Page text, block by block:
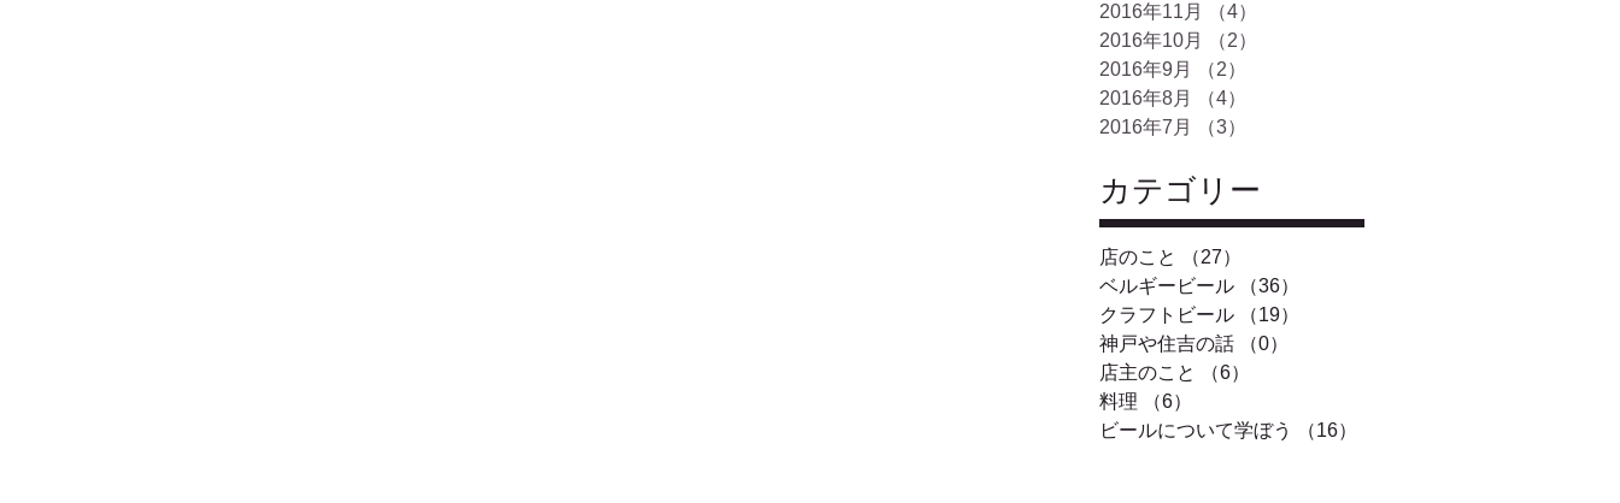
2016年11月
（4）
2016年10月
（2）
2016年9月
（2）
2016年8月
（4）
2016年7月
（3）
カテゴリー
店のこと （27）
ベルギービール
（36）
クラフトビール
（19）
神戸や住吉の話
（0）
店主のこと
（6）
料理
（6）
ビールについて学ぼう
（16）